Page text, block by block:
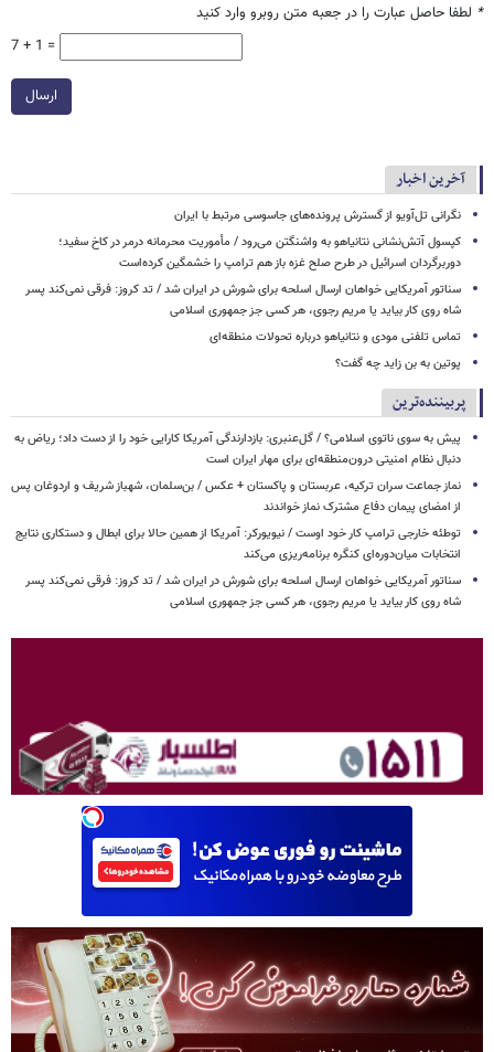
* لطفا حاصل عبارت را در جعبه متن روبرو وارد کنید
7 + 1 =
ارسال
آخرین اخبار
نگرانی تل‌آویو از گسترش پرونده‌های جاسوسی مرتبط با ایران
کپسول آتش‌نشانی نتانیاهو به واشنگتن می‌رود / مأموریت محرمانه درمر در کاخ سفید؛
دوربرگردان اسرائیل در طرح صلح غزه باز هم ترامپ را خشمگین کرده‌است
سناتور آمریکایی خواهان ارسال اسلحه برای شورش در ایران شد / تد کروز: فرقی نمی‌کند پسر
شاه روی کار بیاید یا مریم رجوی، هر کسی جز جمهوری اسلامی
تماس تلفنی مودی و نتانیاهو درباره تحولات منطقه‌ای
پوتین به بن زاید چه گفت؟
پربیننده‌ترین
پیش به سوی ناتوی اسلامی؟ / گل‌عنبری: بازدارندگی آمریکا کارایی خود را از دست داد؛ ریاض به
دنبال نظام امنیتی درون‌منطقه‌ای برای مهار ایران است
نماز جماعت سران ترکیه، عربستان و پاکستان + عکس / بن‌سلمان، شهباز شریف و اردوغان پس
از امضای پیمان دفاع مشترک نماز خواندند
توطئه خارجی ترامپ کار خود اوست / نیویورکر: آمریکا از همین حالا برای ابطال و دستکاری نتایج
انتخابات میان‌دوره‌ای کنگره برنامه‌ریزی می‌کند
سناتور آمریکایی خواهان ارسال اسلحه برای شورش در ایران شد / تد کروز: فرقی نمی‌کند پسر
شاه روی کار بیاید یا مریم رجوی، هر کسی جز جمهوری اسلامی